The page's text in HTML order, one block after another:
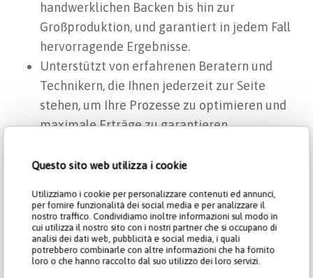
Questo sito web utilizza i cookie
Utilizziamo i cookie per personalizzare contenuti ed annunci,
per fornire funzionalità dei social media e per analizzare il
nostro traffico. Condividiamo inoltre informazioni sul modo in
cui utilizza il nostro sito con i nostri partner che si occupano di
analisi dei dati web, pubblicità e social media, i quali
potrebbero combinarle con altre informazioni che ha fornito
loro o che hanno raccolto dal suo utilizzo dei loro servizi.
handwerklichen Backen bis hin zur
Großproduktion, und garantiert in jedem Fall
hervorragende Ergebnisse.
Unterstützt von erfahrenen Beratern und
Technikern, die Ihnen jederzeit zur Seite
stehen, um Ihre Prozesse zu optimieren und
maximale Erträge zu garantieren.